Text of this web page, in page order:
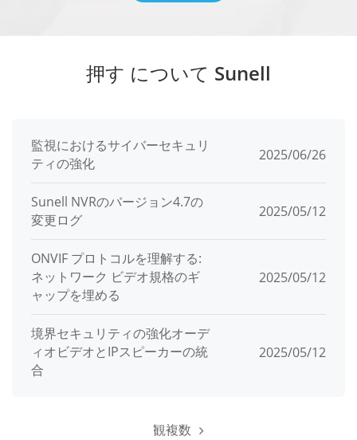
押す について Sunell
監視におけるサイバーセキュリ
ティの強化
2025/06/26
Sunell NVRのバージョン4.7の
変更ログ
2025/05/12
ONVIF プロトコルを理解する:
ネットワーク ビデオ規格のギ
ャップを埋める
2025/05/12
境界セキュリティの強化オーデ
ィオビデオとIPスピーカーの統
合
2025/05/12
観複数